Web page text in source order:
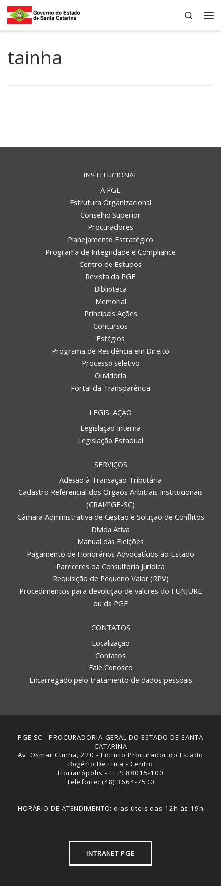
Skip to content
Search
tainha
INSTITUCIONAL
A PGE
Estrutura Organizacional
Conselho Superior
Procuradores
Planejamento Estratégico
Programa de Integridade e Compliance
Centro de Estudos
Revista da PGE
Biblioteca
Memorial
Principais Ações
Concursos
Estágios
Programa de Residência em Direito
Processo seletivo
Ouvidoria
Portal da Transparência
LEGISLAÇÃO
Legislação Interna
Legislação Estadual
SERVIÇOS
Adesão à Transação Tributária
Cadastro Referencial dos Órgãos Arbitrais Institucionais
(CRAI/PGE-SC)
Câmara Administrativa de Gestão e Solução de Conflitos
Dívida Ativa
Manual das Eleições
Pagamento de Honorários Advocatícios ao Estado
Pareceres da Consultoria Jurídica
Requisição de Pequeno Valor (RPV)
Procedimentos para devolução de valores do FUNJURE
ou da PGE
CONTATOS
Localização
Contatos
Fale Conosco
Encarregado pelo tratamento de dados pessoais
PGE SC - PROCURADORIA-GERAL DO ESTADO DE SANTA
CATARINA
Av. Osmar Cunha, 220 - Edifício Procurador do Estado
Rogério De Luca - Centro
Florianópolis - CEP: 88015-100
Telefone: (48) 3664-7500
HORÁRIO DE ATENDIMENTO: dias úteis das 12h às 19h
INTRANET PGE